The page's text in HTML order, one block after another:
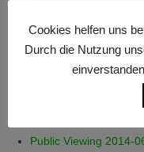
2014-10-12 –
2014-10-26 –
Public Viewing 2014-
Cookies helfen uns
Durch die Nutzung